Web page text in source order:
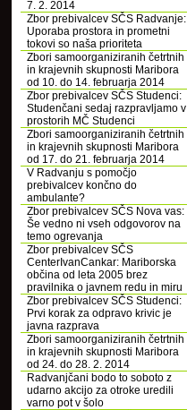
7. 2. 2014
Zbor prebivalcev SČS Radvanje:
Uporaba prostora in prometni
tokovi so naša prioriteta
Zbori samoorganiziranih četrtnih
in krajevnih skupnosti Maribora
od 10. do 14. februarja 2014
Zbor prebivalcev SČS Studenci:
Studenčani sedaj razpravljamo v
prostorih MČ Studenci
Zbori samoorganiziranih četrtnih
in krajevnih skupnosti Maribora
od 17. do 21. februarja 2014
V Radvanju s pomočjo
prebivalcev končno do
ambulante?
Zbor prebivalcev SČS Nova vas:
Še vedno ni vseh odgovorov na
temo ogrevanja
Zbor prebivalcev SČS
CenterIvanCankar: Mariborska
občina od leta 2005 brez
pravilnika o javnem redu in miru
Zbor prebivalcev SČS Studenci:
Prvi korak za odpravo krivic je
javna razprava
Zbori samoorganiziranih četrtnih
in krajevnih skupnosti Maribora
od 24. do 28. 2. 2014
Radvanjčani bodo to soboto z
udarno akcijo za otroke uredili
varno pot v šolo